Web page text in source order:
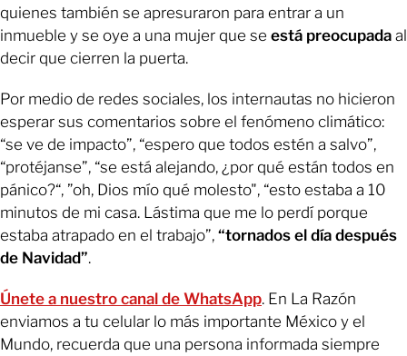
quienes también se apresuraron para entrar a un
inmueble y se oye a una mujer que se está preocupada al
decir que cierren la puerta.
Por medio de redes sociales, los internautas no hicieron
esperar sus comentarios sobre el fenómeno climático:
“se ve de impacto”, “espero que todos estén a salvo”,
“protéjanse”, “se está alejando, ¿por qué están todos en
pánico?“, ”oh, Dios mío qué molesto", “esto estaba a 10
minutos de mi casa. Lástima que me lo perdí porque
estaba atrapado en el trabajo”, “tornados el día después
de Navidad”.
Únete a nuestro canal de WhatsApp. En La Razón
enviamos a tu celular lo más importante México y el
Mundo, recuerda que una persona informada siempre